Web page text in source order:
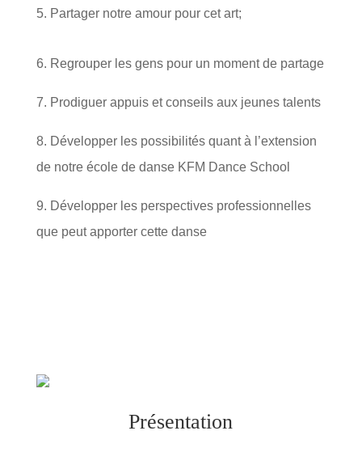
5. Partager notre amour pour cet art;
6. Regrouper les gens pour un moment de partage
7. Prodiguer appuis et conseils aux jeunes talents
8. Développer les possibilités quant à l’extension
de notre école de danse KFM Dance School
9. Développer les perspectives professionnelles
que peut apporter cette danse
Présentation